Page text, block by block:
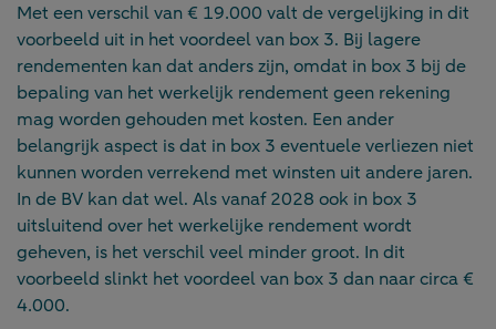
Met een verschil van € 19.000 valt de vergelijking in dit
voorbeeld uit in het voordeel van box 3. Bij lagere
rendementen kan dat anders zijn, omdat in box 3 bij de
bepaling van het werkelijk rendement geen rekening
mag worden gehouden met kosten. Een ander
belangrijk aspect is dat in box 3 eventuele verliezen niet
kunnen worden verrekend met winsten uit andere jaren.
In de BV kan dat wel. Als vanaf 2028 ook in box 3
uitsluitend over het werkelijke rendement wordt
geheven, is het verschil veel minder groot. In dit
voorbeeld slinkt het voordeel van box 3 dan naar circa €
4.000.